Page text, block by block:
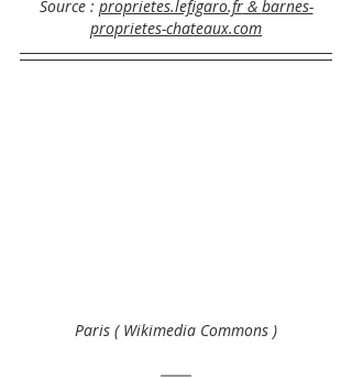
Source : proprietes.lefigaro.fr & barnes-
proprietes-chateaux.com
Paris ( Wikimedia Commons )